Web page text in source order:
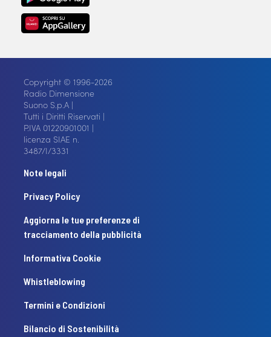
Copyright © 1996-2026
Radio Dimensione
Suono S.p.A |
Tutti i Diritti Riservati |
P.IVA 01220901001 |
licenza SIAE n.
3487/I/3331
Note legali
Privacy Policy
Aggiorna le tue preferenze di
tracciamento della pubblicità
Informativa Cookie
Whistleblowing
Termini e Condizioni
Bilancio di Sostenibilità